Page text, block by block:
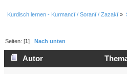
Kurdisch lernen - Kurmancî / Soranî / Zazakî »
Seiten: [1]Nach unten
Autor